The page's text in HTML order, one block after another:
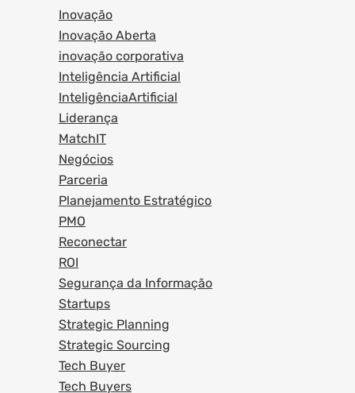
Inovação
Inovação Aberta
inovação corporativa
Inteligência Artificial
InteligênciaArtificial
Liderança
MatchIT
Negócios
Parceria
Planejamento Estratégico
PMO
Reconectar
ROI
Segurança da Informação
Startups
Strategic Planning
Strategic Sourcing
Tech Buyer
Tech Buyers